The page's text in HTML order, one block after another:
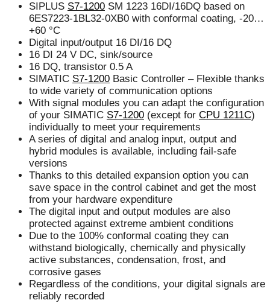
SIPLUS S7-1200 SM 1223 16DI/16DQ based on
6ES7223-1BL32-0XB0 with conformal coating, -20…
+60 °C
Digital input/output 16 DI/16 DQ
16 DI 24 V DC, sink/source
16 DQ, transistor 0.5 A
SIMATIC S7-1200 Basic Controller – Flexible thanks
to wide variety of communication options
With signal modules you can adapt the configuration
of your SIMATIC S7-1200 (except for CPU 1211C)
individually to meet your requirements
A series of digital and analog input, output and
hybrid modules is available, including fail-safe
versions
Thanks to this detailed expansion option you can
save space in the control cabinet and get the most
from your hardware expenditure
The digital input and output modules are also
protected against extreme ambient conditions
Due to the 100% conformal coating they can
withstand biologically, chemically and physically
active substances, condensation, frost, and
corrosive gases
Regardless of the conditions, your digital signals are
reliably recorded